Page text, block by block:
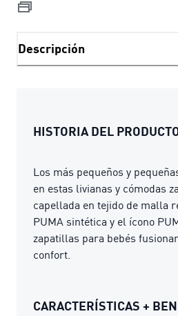
Descripción
HISTORIA DEL
Los más pequeños y
en estas livianas y cómodas
capellada en tejido de malla
PUMA sintética y el ícono
zapatillas para bebés
confort.
CARACTERÍSTICAS +